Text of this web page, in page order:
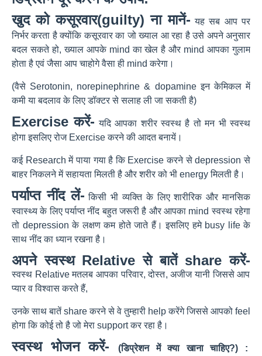
खुद को कसूरवार(guilty) ना मानें- यह सब आप पर
निर्भर करता है क्योंकि कसूरवार का जो ख्याल आ रहा है उसे अपने अनुसार
बदल सकते हो, ख्याल आपके mind का खेल है और mind आपका गुलाम
होता है एवं जैसा आप चाहोगे वैसा ही mind करेगा।
(वैसे Serotonin, norepinephrine & dopamine इन केमिकल में
कमी या बदलाव के लिए डॉक्टर से सलाह ली जा सकती है)
Exercise करें- यदि आपका शरीर स्वस्थ है तो मन भी स्वस्थ
होगा इसलिए रोज Exercise करने की आदत बनायें।
कई Research में पाया गया है कि Exercise करने से depression से
बाहर निकलने में सहायता मिलती है और शरीर को भी energy मिलती है।
पर्याप्त नींद लें- किसी भी व्यक्ति के लिए शारीरिक और मानसिक
स्वास्थ्य के लिए पर्याप्त नींद बहुत जरूरी है और आपका mind स्वस्थ रहेगा
तो depression के लक्षण कम होते जाते हैं। इसलिए हमे busy life के
साथ नींद का ध्यान रखना है।
अपने स्वस्थ Relative से बातें share करें-
स्वस्थ Relative मतलब आपका परिवार, दोस्त, अजीज यानी जिससे आप
प्यार व विश्वास करते हैं,
उनके साथ बातें share करने से वे तुम्हारी help करेंगे जिससे आपको feel
होगा कि कोई तो है जो मेरा support कर रहा है।
स्वस्थ भोजन करें-
(डिप्रेशन में क्या खाना चाहिए?) :